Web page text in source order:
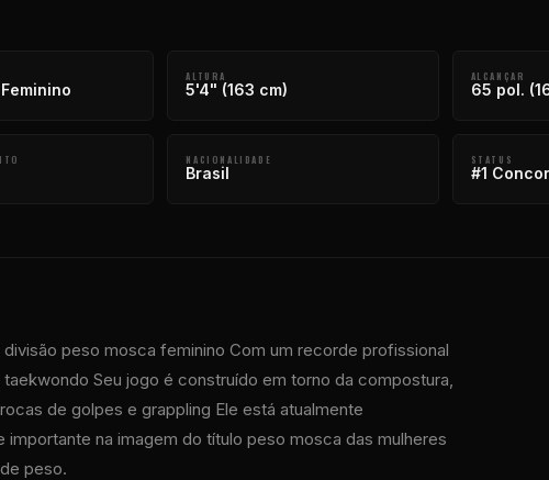
ALTURA
5'4" (163 cm)
ALCANÇAR
65 pol.
NACIONALIDADE
Brasil
STATUS
#1
divisão peso mosca feminino Com um recorde profissional
Seu jogo é construído em torno da compostura,
de golpes e grappling Ele está atualmente
na imagem do título peso mosca das mulheres
peso.